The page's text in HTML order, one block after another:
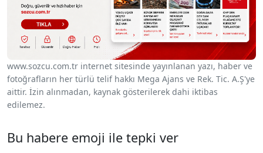
www.sozcu.com.tr internet sitesinde yayınlanan yazı, haber ve
fotoğrafların her türlü telif hakkı Mega Ajans ve Rek. Tic. A.Ş'ye
aittir. İzin alınmadan, kaynak gösterilerek dahi iktibas
edilemez.
Bu habere emoji ile tepki ver